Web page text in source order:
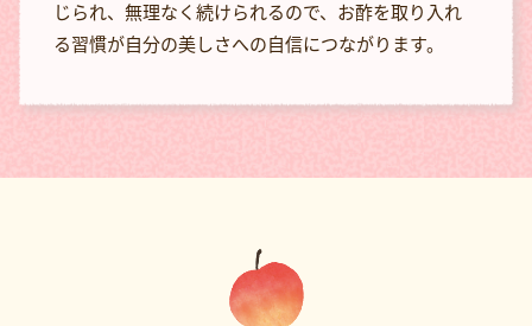
じられ、無理なく続けられるので、お酢を取り入れ
る習慣が自分の美しさへの自信につながります。